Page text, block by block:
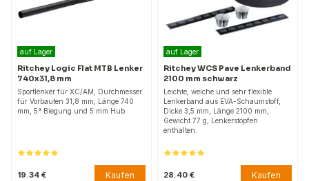
auf Lager
Ritchey Logic Flat MTB Lenker
740x31,8 mm
Sportlenker für XC/AM, Durchmesser
für Vorbauten 31,8 mm, Länge 740
mm, 5° Biegung und 5 mm Hub.
19.34 € Kaufen
auf Lager
Ritchey WCS Pave Lenkerband
2100 mm schwarz
Leichte, weiche und sehr flexible
Lenkerband aus EVA-Schaumstoff,
Dicke 3,5 mm, Länge 2100 mm,
Gewicht 77 g, Lenkerstopfen
enthalten.
28.40 € Kaufen